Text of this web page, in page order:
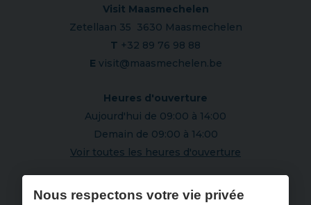
Visit Maasmechelen
Zetellaan 35 3630 Maasmechelen
T +32 89 76 98 88
E visit@maasmechelen.be
Heures d'ouverture
Aujourd'hui de 09:00 à 14:00
Demain de 09:00 à 14:00
Voir toutes les heures d'ouverture
S'abonner à notre newsletter
Nous respectons votre vie privée